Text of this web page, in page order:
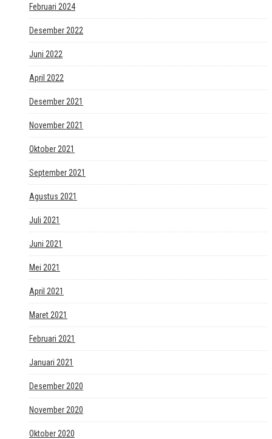
Februari 2024
Desember 2022
Juni 2022
April 2022
Desember 2021
November 2021
Oktober 2021
September 2021
Agustus 2021
Juli 2021
Juni 2021
Mei 2021
April 2021
Maret 2021
Februari 2021
Januari 2021
Desember 2020
November 2020
Oktober 2020